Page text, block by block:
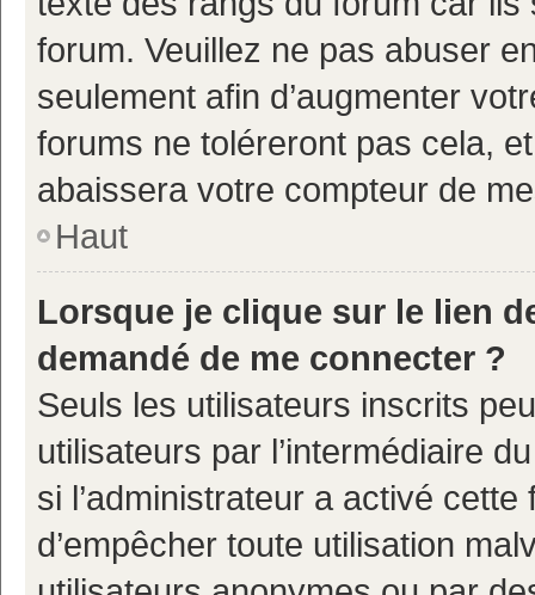
forum. Veuillez ne pas abuser
seulement afin d’augmenter
forums ne toléreront pas cela,
abaissera votre compteur de
Haut
Lorsque je clique sur le lien
demandé de me connecter ?
Seuls les utilisateurs inscrits
utilisateurs par l’intermédiaire
si l’administrateur a activé
d’empêcher toute utilisation